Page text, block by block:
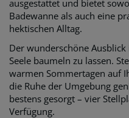
ausgestattet und bietet
Badewanne als auch eine
hektischen Alltag.
Der wunderschöne
Seele baumeln zu lassen.
warmen Sommertagen auf
die Ruhe der Umgebung
bestens gesorgt – vier
Verfügung.